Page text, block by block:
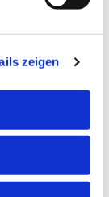
zeigen